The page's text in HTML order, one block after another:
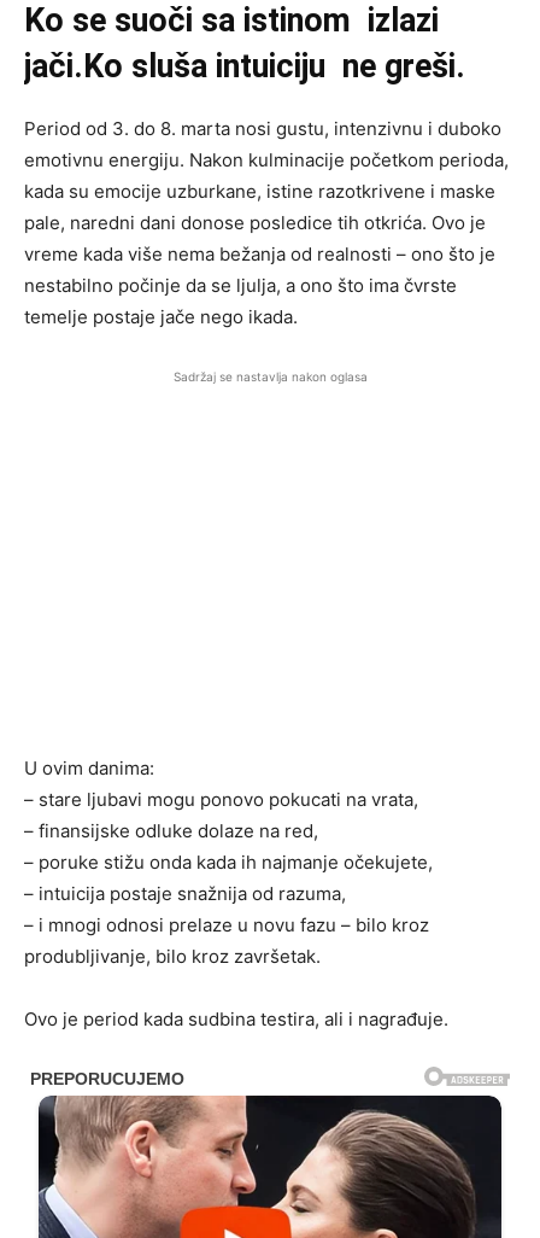
Ko se suoči sa istinom izlazi
jači.Ko sluša intuiciju ne greši.
Period od 3. do 8. marta nosi gustu, intenzivnu i duboko
emotivnu energiju. Nakon kulminacije početkom perioda,
kada su emocije uzburkane, istine razotkrivene i maske
pale, naredni dani donose posledice tih otkrića. Ovo je
vreme kada više nema bežanja od realnosti – ono što je
nestabilno počinje da se ljulja, a ono što ima čvrste
temelje postaje jače nego ikada.
Sadržaj se nastavlja nakon oglasa
U ovim danima:
– stare ljubavi mogu ponovo pokucati na vrata,
– finansijske odluke dolaze na red,
– poruke stižu onda kada ih najmanje očekujete,
– intuicija postaje snažnija od razuma,
– i mnogi odnosi prelaze u novu fazu – bilo kroz
produbljivanje, bilo kroz završetak.
Ovo je period kada sudbina testira, ali i nagrađuje.